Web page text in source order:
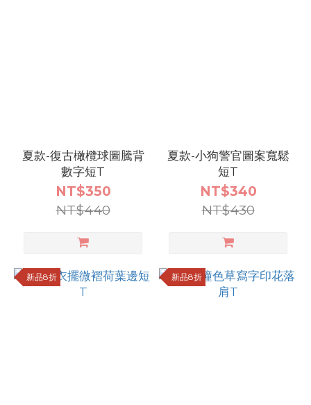
夏款-復古橄欖球圖騰背
數字短T
NT$350
NT$440
夏款-小狗警官圖案寬鬆
短T
NT$340
NT$430
新品8折 新品8折